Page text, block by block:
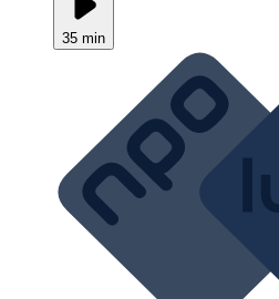
35 min